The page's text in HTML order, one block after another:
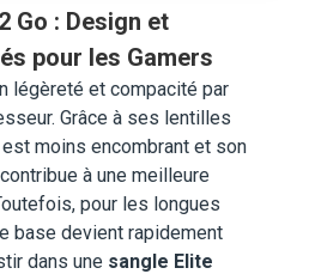
Go : Design et
pour les Gamers
légèreté et compacité par
Grâce à ses lentilles
moins encombrant et son
à une meilleure
pour les longues
base devient rapidement
dans une sangle Elite